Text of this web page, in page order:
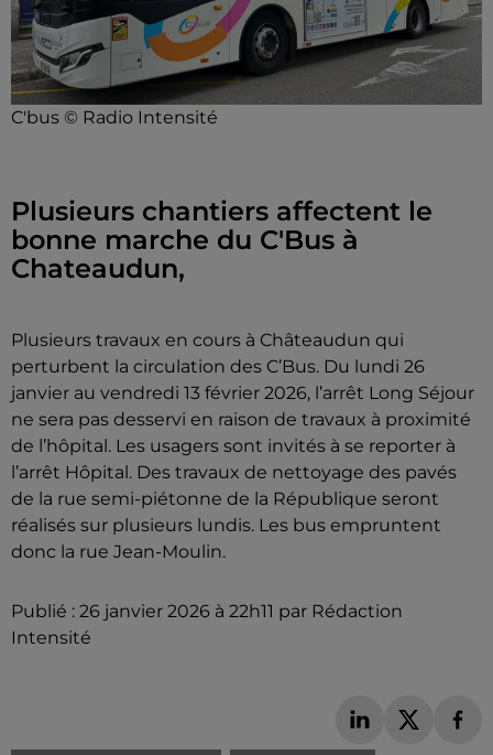
C'bus © Radio Intensité
Plusieurs chantiers affectent le
bonne marche du C'Bus à
Chateaudun,
Plusieurs travaux en cours à Châteaudun qui
perturbent la circulation des C’Bus. Du lundi 26
janvier au vendredi 13 février 2026, l’arrêt Long Séjour
ne sera pas desservi en raison de travaux à proximité
de l’hôpital. Les usagers sont invités à se reporter à
l’arrêt Hôpital. Des travaux de nettoyage des pavés
de la rue semi-piétonne de la République seront
réalisés sur plusieurs lundis. Les bus empruntent
donc la rue Jean-Moulin.
Publié : 26 janvier 2026 à 22h11 par Rédaction
Intensité